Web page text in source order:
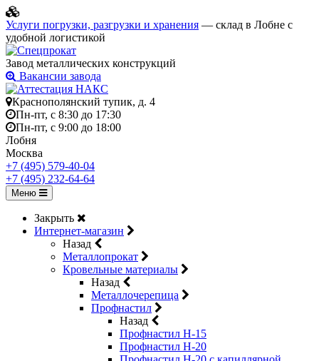
Услуги погрузки, разгрузки и хранения — склад в Лобне с
удобной логистикой
Завод металлических конструкций
Вакансии завода
Краснополянский тупик, д. 4
Пн-пт, с 8:30 до 17:30
Пн-пт, с 9:00 до 18:00
Лобня
Москва
+7 (495) 579-40-04
+7 (495) 232-64-64
Меню
Закрыть
Интернет-магазин
Назад
Металлопрокат
Кровельные материалы
Назад
Металлочерепица
Профнастил
Назад
Профнастил Н-15
Профнастил Н-20